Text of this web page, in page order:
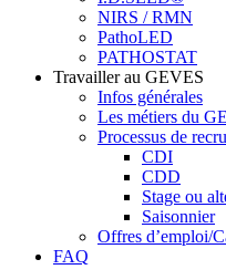
NIRS / RMN
PathoLED
PATHOSTAT
Travailler au GEVES
Infos générales
Les métiers du
Processus de
CDI
CDD
Stage ou
Saisonnier
Offres d’emploi/
FAQ